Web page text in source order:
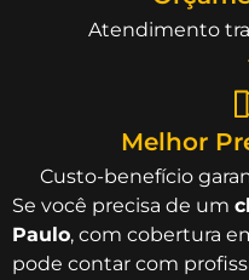
Atendimento
Melhor
Custo-benefício
Se você precisa de um
Paulo, com cobertura
pode contar com